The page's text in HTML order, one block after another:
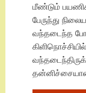
மீண்டும்
பேருந்து
வந்தடைந்த